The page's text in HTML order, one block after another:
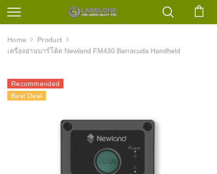
Home
Product
เครื่องอ่านบาร์โค้ด Newland FM430 Barracuda Handheld
Recommended
Best Deal